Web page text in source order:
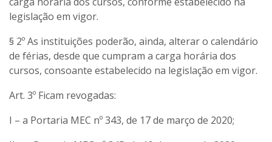
legislação em vigor.
§ 2º As instituições poderão, ainda, alterar o calendário
de férias, desde que cumpram a carga horária dos
cursos, consoante estabelecido na legislação em vigor.
Art. 3º Ficam revogadas:
I – a Portaria MEC nº 343, de 17 de março de 2020;